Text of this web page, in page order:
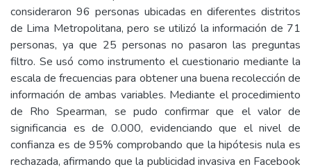
consideraron 96 personas ubicadas en diferentes distritos
de Lima Metropolitana, pero se utilizó la información de 71
personas, ya que 25 personas no pasaron las preguntas
filtro. Se usó como instrumento el cuestionario mediante la
escala de frecuencias para obtener una buena recolección de
información de ambas variables. Mediante el procedimiento
de Rho Spearman, se pudo confirmar que el valor de
significancia es de 0.000, evidenciando que el nivel de
confianza es de 95% comprobando que la hipótesis nula es
rechazada, afirmando que la publicidad invasiva en Facebook